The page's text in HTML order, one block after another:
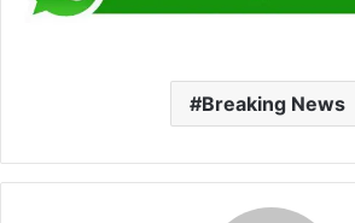
Breaking News